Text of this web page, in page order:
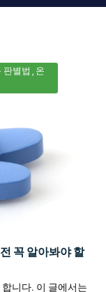
판별법
온
꼭 알아봐야 할
니다. 이 글에서는